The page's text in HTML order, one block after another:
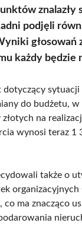
podjęli
każdy
do
na
wynosi teraz 1
także o
ma znacząco